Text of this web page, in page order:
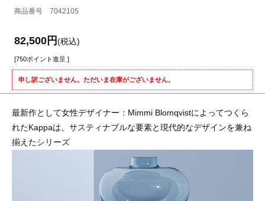
7042105
82,500円(税込)
[750ポイント進呈 ]
申し訳ございません。ただいま在庫がございません。
最新作として女性デザイナー：Mimmi Blomqvistによってつくら
れたKappaは、サスティナブルな要素と現代的なデザインを兼ね
揃えたシリーズ